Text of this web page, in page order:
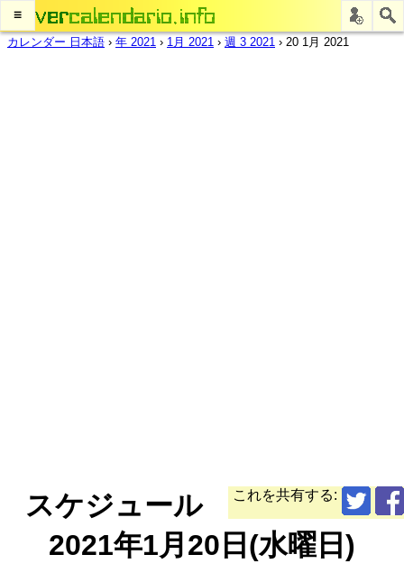
≡
カレンダー 日本語 › 年 2021 › 1月 2021 › 週 3 2021 › 20 1月 2021
これを共有する:
スケジュール
2021年1月20日(水曜日)